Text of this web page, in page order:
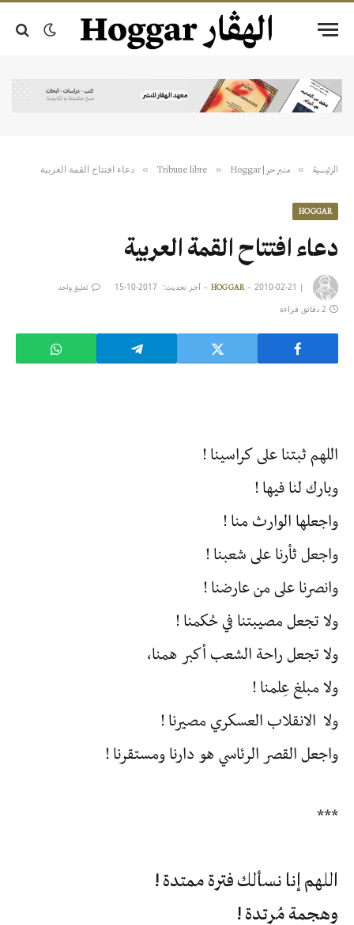
الرئيسية » منبر حر | Tribune libre » Hoggar
» دعاء افتتاح القمة العربية
HOGGAR
دعاء افتتاح القمة العربية
|
HOGGAR 2010-02-21 آخر تحديث: 2017-10-15 تعليق واحد
2 دقائق قراءة
اللهم ثبتنا على كراسينا !
وبارك لنا فيها !
واجعلها الوارث منا !
واجعل ثأرنا على شعبنا !
وانصرنا على من عارضنا !
ولا تجعل مصيبتنا في حُكمنا !
ولا تجعل راحة الشعب أكبر همنا،
ولا مبلغ عِلمنا !
ولا الانقلاب العسكري مصيرنا !
واجعل القصر الرئاسي هو دارنا ومستقرنا !
***
اللهم إنا نسألك فترة ممتدة !
وهجمة مُرتدة !